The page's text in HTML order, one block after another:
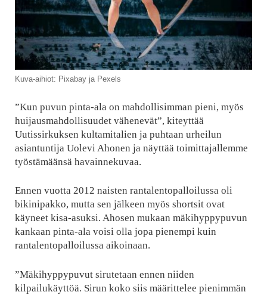
Kuva-aihiot: Pixabay ja Pexels
”Kun puvun pinta-ala on mahdollisimman pieni, myös
huijausmahdollisuudet vähenevät”, kiteyttää
Uutissirkuksen kultamitalien ja puhtaan urheilun
asiantuntija Uolevi Ahonen ja näyttää toimittajallemme
työstämäänsä havainnekuvaa.
Ennen vuotta 2012 naisten rantalentopalloilussa oli
bikinipakko, mutta sen jälkeen myös shortsit ovat
käyneet kisa-asuksi. Ahosen mukaan mäkihyppypuvun
kankaan pinta-ala voisi olla jopa pienempi kuin
rantalentopalloilussa aikoinaan.
”Mäkihyppypuvut sirutetaan ennen niiden
kilpailukäyttöä. Sirun koko siis määrittelee pienimmän